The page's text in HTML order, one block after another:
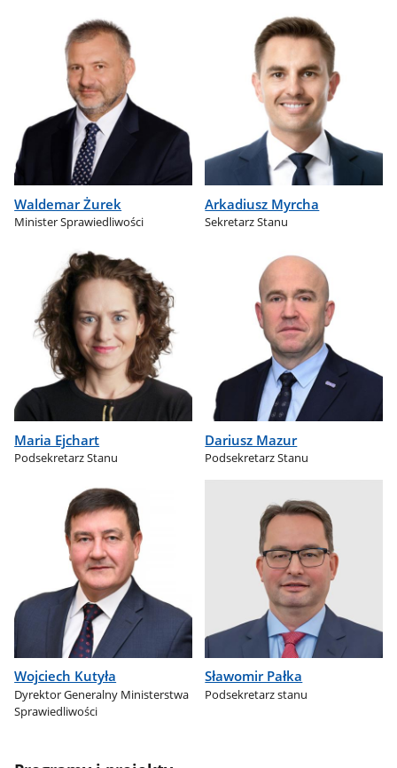
Waldemar Żurek
Minister Sprawiedliwości
Arkadiusz Myrcha
Sekretarz Stanu
Maria Ejchart
Podsekretarz Stanu
Dariusz Mazur
Podsekretarz Stanu
Wojciech Kutyła
Dyrektor Generalny Ministerstwa
Sprawiedliwości
Sławomir Pałka
Podsekretarz stanu